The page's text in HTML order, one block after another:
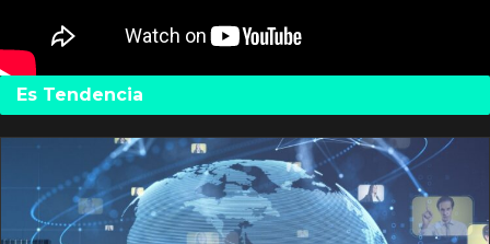
Es Tendencia